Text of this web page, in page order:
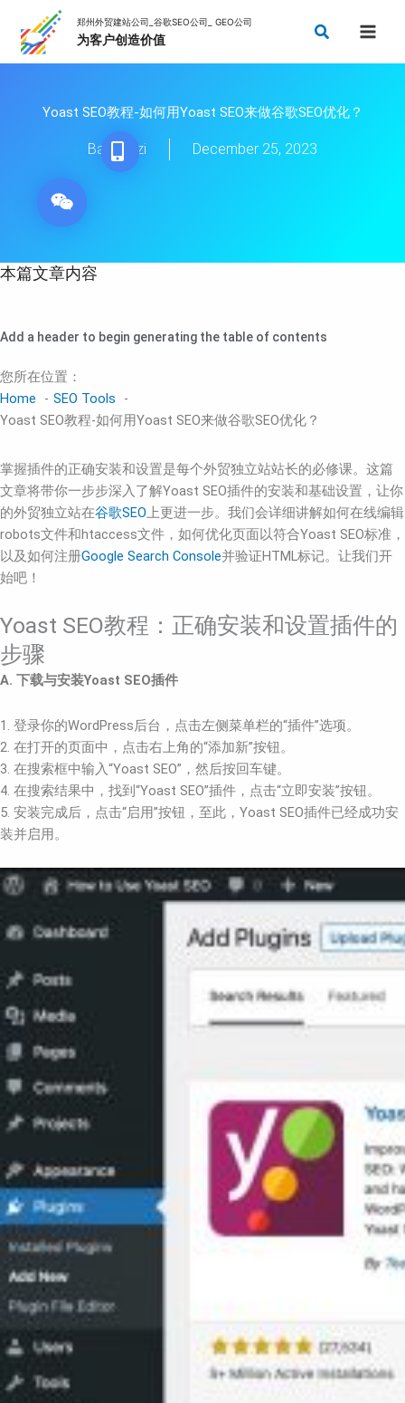
content
Search
Yoast SEO教程-如何用Yoast SEO来做谷歌SEO优化？
Baimaozi December 25, 2023
本篇文章内容
Add a header to begin generating the table of contents
您所在位置：
Home
SEO Tools
Yoast SEO教程-如何用Yoast SEO来做谷歌SEO优化？
掌握插件的正确安装和设置是每个外贸独立站站长的必修课。这篇
文章将带你一步步深入了解Yoast SEO插件的安装和基础设置，让你
的外贸独立站在谷歌SEO上更进一步。我们会详细讲解如何在线编辑
robots文件和htaccess文件，如何优化页面以符合Yoast SEO标准，
以及如何注册Google Search Console并验证HTML标记。让我们开
始吧！
Yoast SEO教程：正确安装和设置插件的
步骤
A. 下载与安装Yoast SEO插件
1. 登录你的WordPress后台，点击左侧菜单栏的“插件”选项。
2. 在打开的页面中，点击右上角的“添加新”按钮。
3. 在搜索框中输入“Yoast SEO”，然后按回车键。
4. 在搜索结果中，找到“Yoast SEO”插件，点击“立即安装”按钮。
5. 安装完成后，点击“启用”按钮，至此，Yoast SEO插件已经成功安
装并启用。